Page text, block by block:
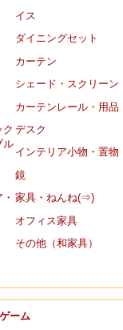
イス
ダイニングセット
カーテン
シェード・スクリーン
カーテンレール・用品
ル
デスク
インテリア小物・置物
鏡
家具・ねんね(⇒)
オフィス家具
その他（和家具）
ーム